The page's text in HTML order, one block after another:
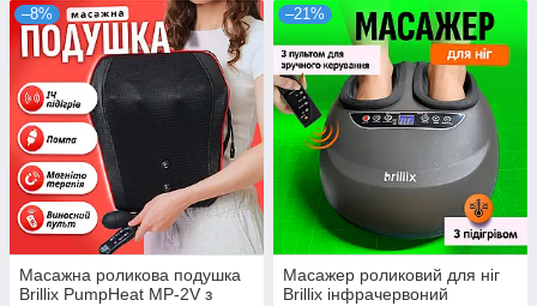
–8%
Масажна роликова подушка
Brillix PumpHeat MP-2V з
–21%
Масажер роликовий для ніг
Brillix інфрачервоний